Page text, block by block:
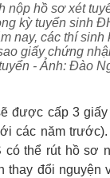
nộp hồ sơ xét
kỳ tuyển sinh
nay, các thí sinh
giấy chứng
- Ảnh: Đào
được cấp 3
các năm
có thể rút hồ sơ
thay đổi nguyện